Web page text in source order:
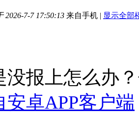
2026-7-7 17:50:13 来自手机 | 显示全部
没报上怎么办
安卓APP客户端